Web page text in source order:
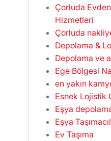
Çorluda
Hizmetleri
Çorluda
Depolama &
Depolama ve
Ege Bölgesi
en yakın
Esnek Lojistik
Eşya
Eşya
Ev Taşıma